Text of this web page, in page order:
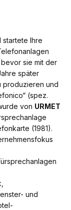
startete Ihre
sie mit der
später
produzieren und
(spez.
von URMET
(1981).
und